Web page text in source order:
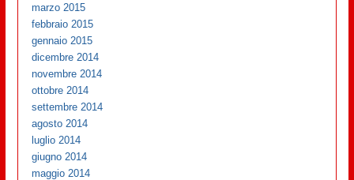
marzo 2015
febbraio 2015
gennaio 2015
dicembre 2014
novembre 2014
ottobre 2014
settembre 2014
agosto 2014
luglio 2014
giugno 2014
maggio 2014